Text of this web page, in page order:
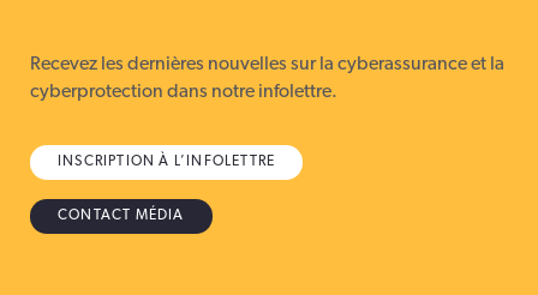
Recevez les dernières nouvelles sur la cyberassurance et la
cyberprotection dans notre infolettre.
INSCRIPTION À L’INFOLETTRE
CONTACT MÉDIA